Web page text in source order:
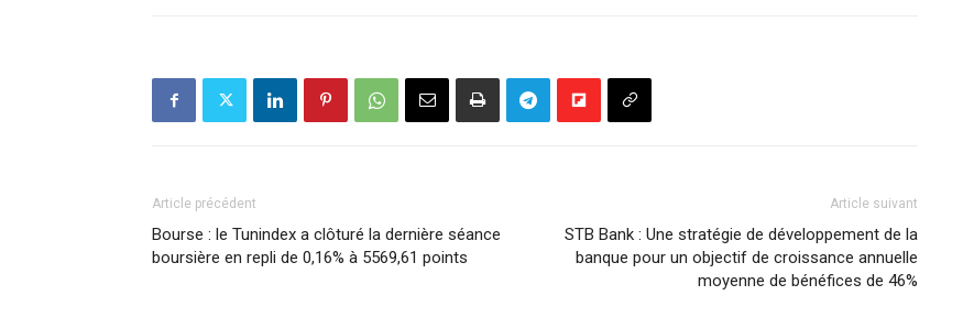
Article précédent
Bourse : le Tunindex a clôturé la dernière séance
boursière en repli de 0,16% à 5569,61 points
Article suivant
STB Bank : Une stratégie de développement de la
banque pour un objectif de croissance annuelle
moyenne de bénéfices de 46%